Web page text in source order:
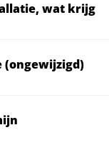
wat krijg